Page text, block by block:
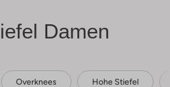
Damen
Overknees Hohe Stiefel